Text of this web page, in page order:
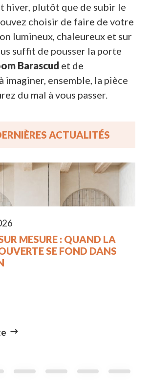
hiver, plutôt que de subir le
choisir de faire de votre
lumineux, chaleureux et sur
suffit de pousser la porte
Barascud et de
imaginer, ensemble, la pièce
du mal à vous passer.
ACTUALITÉS
MESURE : QUAND LA
SE FOND DANS